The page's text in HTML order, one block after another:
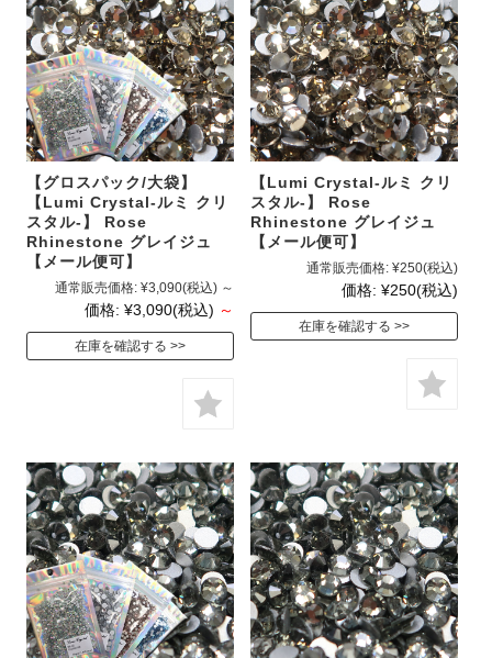
【グロスパック/大袋】
【Lumi Crystal-ルミ クリ
スタル-】 Rose
Rhinestone グレイジュ
【メール便可】
通常販売価格: ¥3,090(税込) ～
価格: ¥3,090(税込) ～
在庫を確認する
【Lumi Crystal-ルミ クリ
スタル-】 Rose
Rhinestone グレイジュ
【メール便可】
通常販売価格: ¥250(税込)
価格: ¥250(税込)
在庫を確認する